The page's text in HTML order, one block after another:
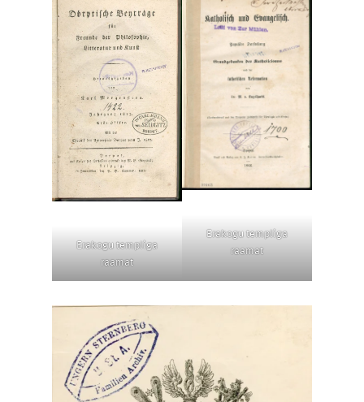
Erakogu templiga
raamat
Erakogu templiga
raamat